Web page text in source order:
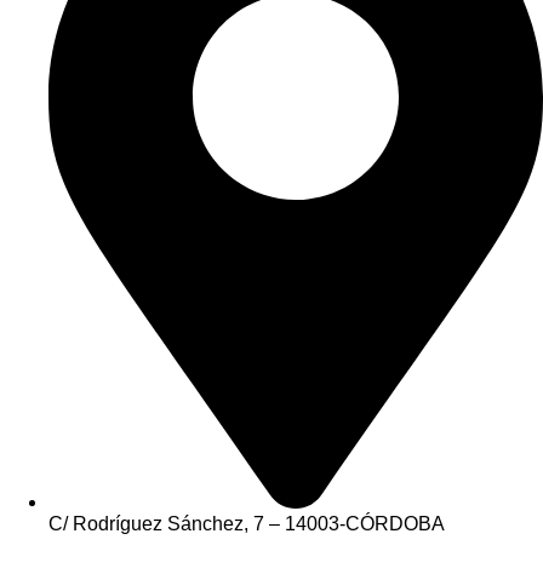
C/ Rodríguez Sánchez, 7 – 14003-CÓRDOBA